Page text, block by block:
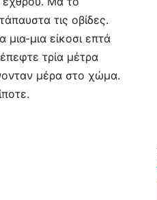
τις οβίδες.
μια είκοσι επτά
τρία μέτρα
μέρα στο χώμα.